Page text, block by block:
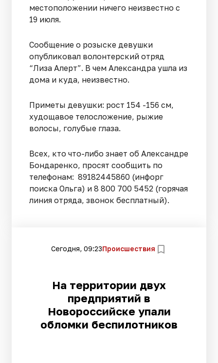
местоположении ничего неизвестно с
19 июля.
Сообщение о розыске девушки
опубликовал волонтерский отряд
“Лиза Алерт”. В чем Александра ушла из
дома и куда, неизвестно.
Приметы девушки: рост 154 -156 см,
худощавое телосложение, рыжие
волосы, голубые глаза.
Всех, кто что-либо знает об Александре
Бондаренко, просят сообщить по
телефонам: 89182445860 (инфорг
поиска Ольга) и 8 800 700 5452 (горячая
линия отряда, звонок бесплатный).
Сегодня, 09:23Происшествия
На территории двух
предприятий в
Новороссийске упали
обломки беспилотников